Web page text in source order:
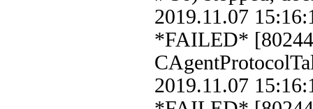
2019.11.07
*FAILED*
2019.11.07